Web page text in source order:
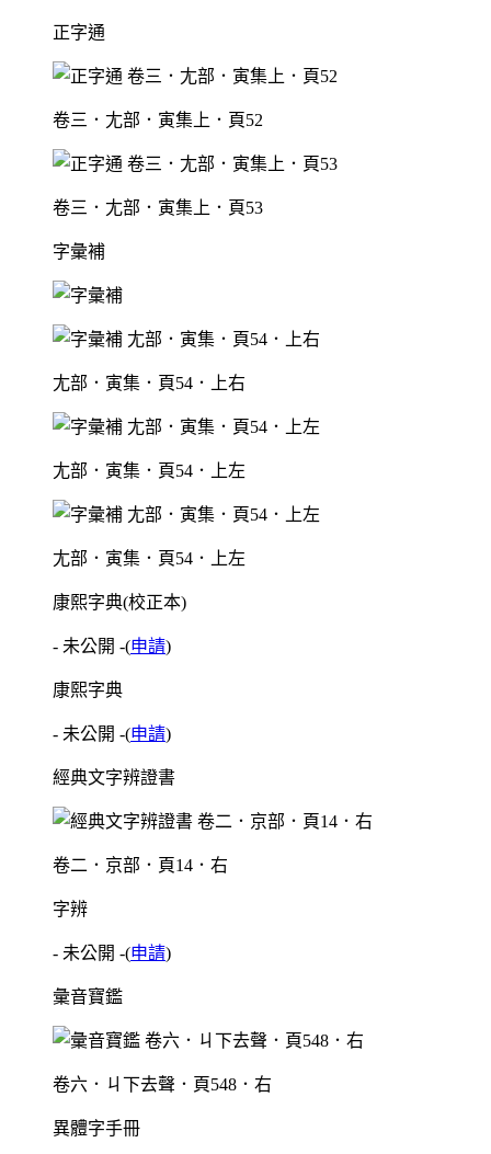
正字通
卷三．尢部．寅集上．頁52
卷三．尢部．寅集上．頁53
字彙補
尢部．寅集．頁54．上右
尢部．寅集．頁54．上左
尢部．寅集．頁54．上左
康熙字典(校正本)
- 未公開 -(申請)
康熙字典
- 未公開 -(申請)
經典文字辨證書
卷二．京部．頁14．右
字辨
- 未公開 -(申請)
彙音寶鑑
卷六．ㄐ下去聲．頁548．右
異體字手冊